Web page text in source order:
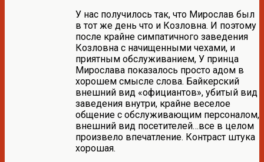
У нас получилось так, что Мирослав был
в тот же день что и Козловна. И поэтому
после крайне симпатичного заведения
Козловна с начищенными чехами, и
приятным обслуживанием, У принца
Мирослава показалось просто адом в
хорошем смысле слова. Байкерский
внешний вид «официантов», убитый вид
заведения внутри, крайне веселое
общение с обслуживающим персоналом,
внешний вид посетителей…все в целом
произвело впечатление. Контраст штука
хорошая.